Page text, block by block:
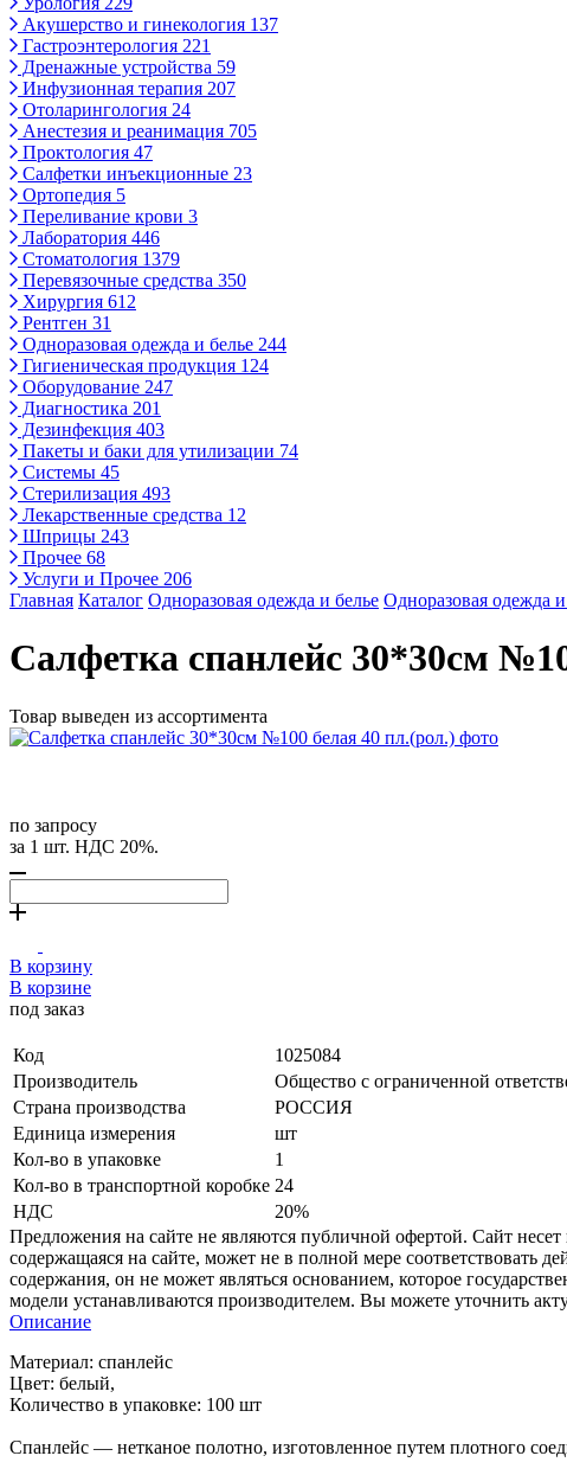
Акушерство и гинекология 137
Гастроэнтерология 221
Дренажные устройства 59
Инфузионная терапия 207
Отоларингология 24
Анестезия и реанимация 705
Проктология 47
Салфетки инъекционные 23
Ортопедия 5
Переливание крови 3
Лаборатория 446
Стоматология 1379
Перевязочные средства 350
Хирургия 612
Рентген 31
Одноразовая одежда и белье 244
Гигиеническая продукция 124
Оборудование 247
Диагностика 201
Дезинфекция 403
Пакеты и баки для утилизации 74
Системы 45
Стерилизация 493
Лекарственные средства 12
Шприцы 243
Прочее 68
Услуги и Прочее 206
Главная Каталог Одноразовая одежда и белье Одноразовая одежда и
Салфетка спанлейс 30*30см
Товар выведен из ассортимента
по запросу
за 1 шт. НДС 20%.
В корзину
В корзине
под заказ
Код
1025084
Производитель
Общество с ограниченной
Страна производства
РОССИЯ
Единица измерения
шт
Кол-во в упаковке
1
Кол-во в транспортной коробке 24
НДС
20%
Предложения на сайте не являются публичной офертой. Сайт
содержащаяся на сайте, может не в полной мере соответствовать
содержания, он не может являться основанием, которое
модели устанавливаются производителем. Вы можете уточнить
Описание
Материал: спанлейс
Цвет: белый,
Количество в упаковке: 100 шт
Спанлейс — нетканое полотно, изготовленное путем плотного